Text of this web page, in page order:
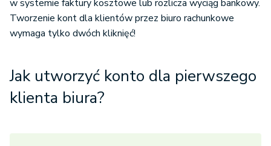
w systemie faktury kosztowe lub rozlicza wyciąg bankowy.
Tworzenie kont dla klientów przez biuro rachunkowe
wymaga tylko dwóch kliknięć!
Jak utworzyć konto dla pierwszego
klienta biura?